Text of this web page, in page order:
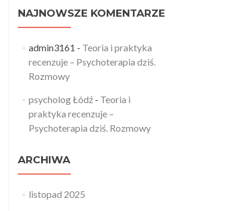
NAJNOWSZE KOMENTARZE
admin3161 - Teoria i praktyka
recenzuje – Psychoterapia dziś.
Rozmowy
psycholog Łódź- Teoria i
praktyka recenzuje –
Psychoterapia dziś. Rozmowy
ARCHIWA
listopad 2025